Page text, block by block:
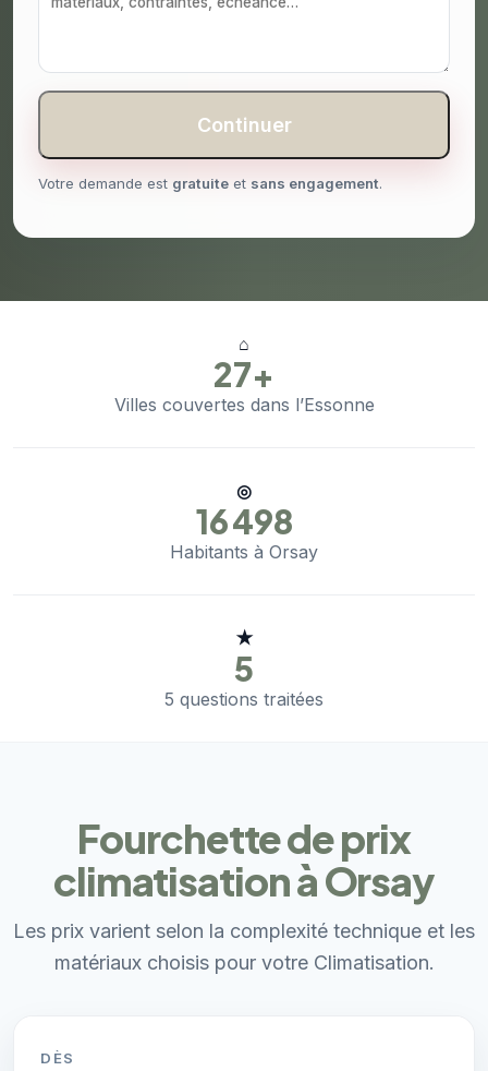
Continuer
Votre demande est gratuite et sans engagement.
⌂
27+
Villes couvertes dans l’Essonne
◎
16 498
Habitants à Orsay
★
5
5 questions traitées
Fourchette de prix
climatisation à Orsay
Les prix varient selon la complexité technique et les
matériaux choisis pour votre Climatisation.
DÈS